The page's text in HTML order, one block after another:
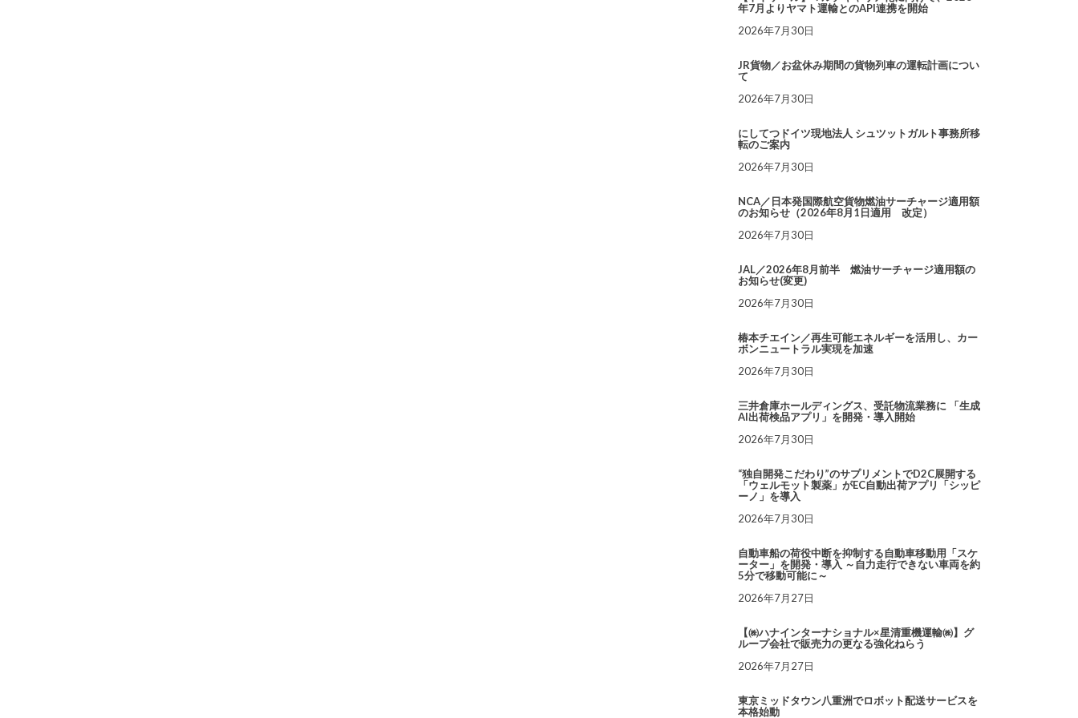
年7月よりヤマト運輸とのAPI連携を開始
2026年7月30日
JR貨物／お盆休み期間の貨物列車の運転計画につい
て
2026年7月30日
にしてつドイツ現地法人 シュツットガルト事務所移
転のご案内
2026年7月30日
NCA／日本発国際航空貨物燃油サーチャージ適用額
のお知らせ（2026年8月1日適用 改定）
2026年7月30日
JAL／2026年8月前半 燃油サーチャージ適用額の
お知らせ(変更)
2026年7月30日
椿本チエイン／再生可能エネルギーを活用し、カー
ボンニュートラル実現を加速
2026年7月30日
三井倉庫ホールディングス、受託物流業務に 「生成
AI出荷検品アプリ」を開発・導入開始
2026年7月30日
“独自開発こだわり”のサプリメントでD2C展開する
「ウェルモット製薬」がEC自動出荷アプリ「シッピ
ーノ」を導入
2026年7月30日
自動車船の荷役中断を抑制する自動車移動用「スケ
ーター」を開発・導入 ～自力走行できない車両を約
5分で移動可能に～
2026年7月27日
【㈱ハナインターナショナル×星清重機運輸㈱】グ
ループ会社で販売力の更なる強化ねらう
2026年7月27日
東京ミッドタウン八重洲でロボット配送サービスを
本格始動